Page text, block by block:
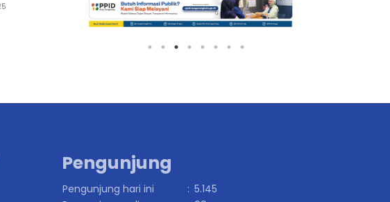
Pengunjung
Pengunjung hari ini : 5.145